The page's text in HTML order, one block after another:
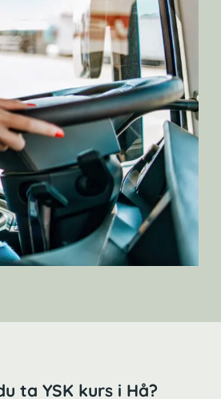
ta YSK kurs i Hå?